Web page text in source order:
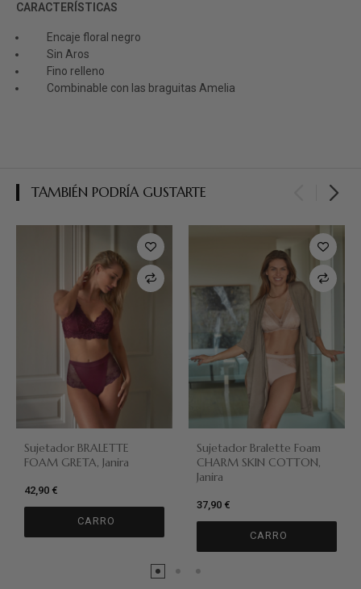
CARACTERÍSTICAS
Encaje floral negro
Sin Aros
Fino relleno
Combinable con las braguitas Amelia
TAMBIÉN PODRÍA GUSTARTE
Sujetador BRALETTE
FOAM GRETA, Janira
42,90 €
CARRO
Sujetador Bralette Foam
CHARM SKIN COTTON,
Janira
37,90 €
CARRO